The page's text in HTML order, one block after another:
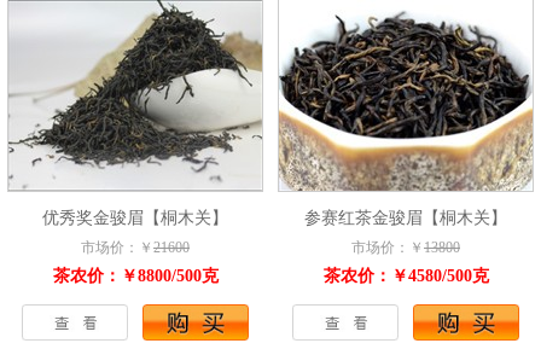
优秀奖金骏眉【桐木关】
市场价：￥ 21600
茶农价：￥8800/500克
参赛红茶金骏眉【桐木关】
市场价：￥ 13800
茶农价：￥4580/500克